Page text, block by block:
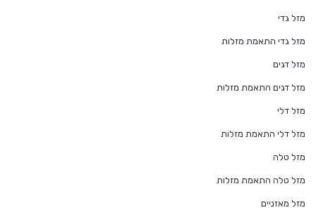
מזל גדי
מזל גדי התאמת מזלות
מזל דגים
מזל דגים התאמת מזלות
מזל דלי
מזל דלי התאמת מזלות
מזל טלה
מזל טלה התאמת מזלות
מזל מאזניים